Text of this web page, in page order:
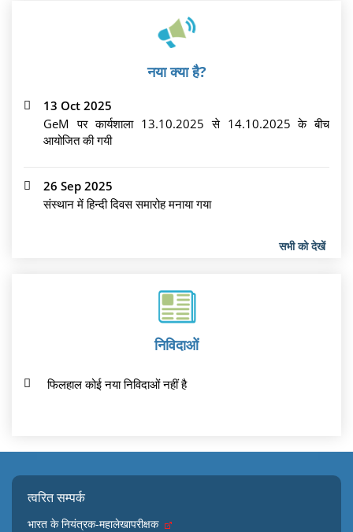
नया क्या है?
13 Oct 2025
GeM पर कार्यशाला 13.10.2025 से 14.10.2025 के बीच
आयोजित की गयी
26 Sep 2025
संस्थान में हिन्दी दिवस समारोह मनाया गया
सभी को देखें
निविदाओं
फिलहाल कोई नया निविदाओं नहीं है
त्वरित सम्पर्क
भारत के नियंत्रक-महालेखापरीक्षक